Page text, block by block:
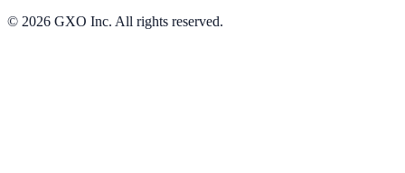
© 2026 GXO Inc. All rights reserved.